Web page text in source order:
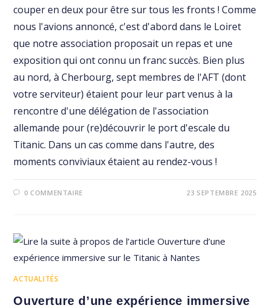
couper en deux pour être sur tous les fronts ! Comme
nous l'avions annoncé, c'est d'abord dans le Loiret
que notre association proposait un repas et une
exposition qui ont connu un franc succès. Bien plus
au nord, à Cherbourg, sept membres de l'AFT (dont
votre serviteur) étaient pour leur part venus à la
rencontre d'une délégation de l'association
allemande pour (re)découvrir le port d'escale du
Titanic. Dans un cas comme dans l'autre, des
moments conviviaux étaient au rendez-vous !
0 COMMENTAIRE 23 SEPTEMBRE 2025
ACTUALITÉS
Ouverture d’une expérience immersive